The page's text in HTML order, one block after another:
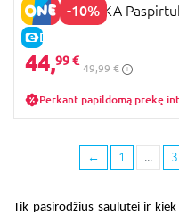
-10%
E-KAINA
SEVEN POLSKA
44,99 €
49,99 €
Perkant papildomą prekę
← 1 ... 3
Tik pasirodžius saulutei ir